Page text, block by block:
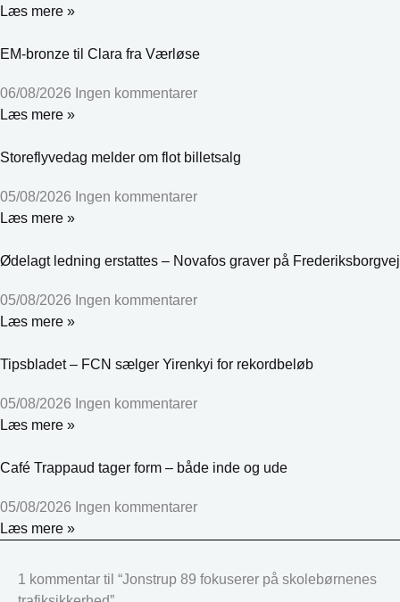
Læs mere »
EM-bronze til Clara fra Værløse
06/08/2026 Ingen kommentarer
Læs mere »
Storeflyvedag melder om flot billetsalg
05/08/2026 Ingen kommentarer
Læs mere »
Ødelagt ledning erstattes – Novafos graver på Frederiksborgvej
05/08/2026 Ingen kommentarer
Læs mere »
Tipsbladet – FCN sælger Yirenkyi for rekordbeløb
05/08/2026 Ingen kommentarer
Læs mere »
Café Trappaud tager form – både inde og ude
05/08/2026 Ingen kommentarer
Læs mere »
1 kommentar til “Jonstrup 89 fokuserer på skolebørnenes